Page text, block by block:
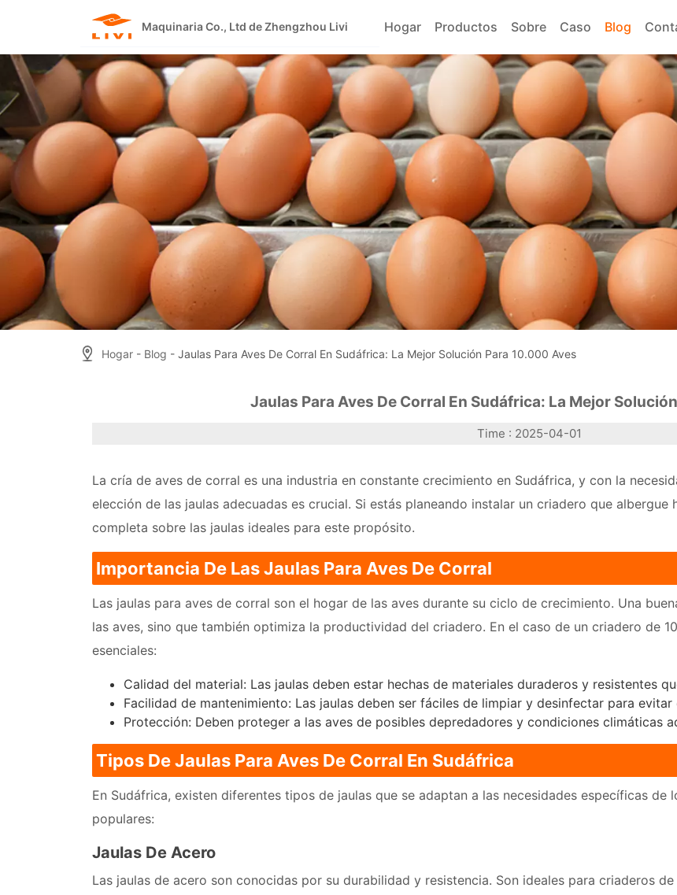
Maquinaria Co., Ltd de Zhengzhou Livi Hogar Productos Sobre Caso Blog
Hogar - Blog - Jaulas Para Aves De Corral En Sudáfrica: La Mejor Solución Para 10.000 Aves
Jaulas Para Aves De Corral En Sudáfrica: La Mejor
Time : 2025-04-01
La cría de aves de corral es una industria en constante crecimiento en Sudáfrica, y con la
elección de las jaulas adecuadas es crucial. Si estás planeando instalar un criadero que
completa sobre las jaulas ideales para este propósito.
Importancia De Las Jaulas Para Aves De Corral
Las jaulas para aves de corral son el hogar de las aves durante su ciclo de crecimiento. Una
las aves, sino que también optimiza la productividad del criadero. En el caso de un criadero de
esenciales:
Calidad del material: Las jaulas deben estar hechas de materiales duraderos y resistentes
Facilidad de mantenimiento: Las jaulas deben ser fáciles de limpiar y desinfectar para evitar
Protección: Deben proteger a las aves de posibles depredadores y condiciones climáticas
Tipos De Jaulas Para Aves De Corral En Sudáfrica
En Sudáfrica, existen diferentes tipos de jaulas que se adaptan a las necesidades específicas de
populares:
Jaulas De Acero
Las jaulas de acero son conocidas por su durabilidad y resistencia. Son ideales para criaderos